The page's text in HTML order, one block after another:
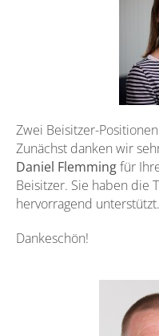
Zwei Beisitzer-
Zunächst danken wir
Daniel Flemmingfür
Beisitzer. Sie haben die
hervorragend unterstützt.
Dankeschön!